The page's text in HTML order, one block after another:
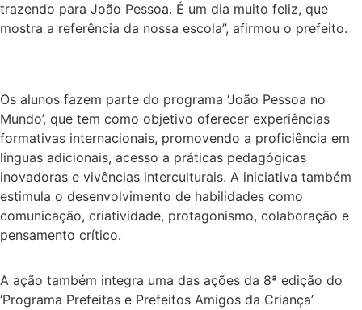
trazendo para João Pessoa. É um dia muito feliz, que
mostra a referência da nossa escola”, afirmou o prefeito.
Os alunos fazem parte do programa ‘João Pessoa no
Mundo’, que tem como objetivo oferecer experiências
formativas internacionais, promovendo a proficiência em
línguas adicionais, acesso a práticas pedagógicas
inovadoras e vivências interculturais. A iniciativa também
estimula o desenvolvimento de habilidades como
comunicação, criatividade, protagonismo, colaboração e
pensamento crítico.
A ação também integra uma das ações da 8ª edição do
‘Programa Prefeitas e Prefeitos Amigos da Criança’